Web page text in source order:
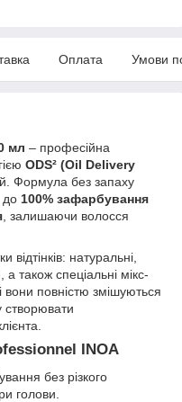
Оплата Умови
мл – професійна
ODS² (Oil Delivery
Формула без запаху
до 100% зафарбування
, залишаючи волосся
відтінків: натуральні,
а також спеціальні мікс-
вони повністю змішуються
INOA
без різкого
голови.